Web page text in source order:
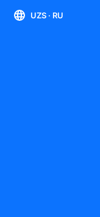
UZS · RU